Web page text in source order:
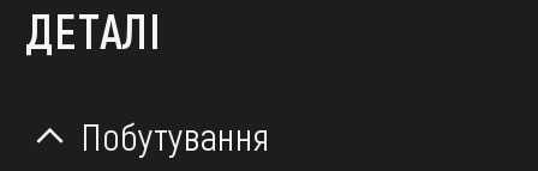
ДЕТАЛІ
Побутування